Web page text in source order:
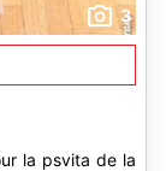
3
la psvita de la